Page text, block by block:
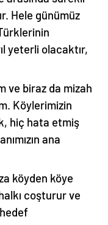
Hele günümüz
yeterli olacaktır,
ve biraz da mizah
Köylerimizin
hiç hata etmiş
ana
köyden köye
coşturur ve